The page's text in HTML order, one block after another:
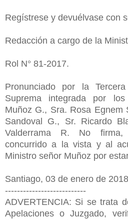
Regístrese y devuélvase con
Redacción a cargo de la
Rol N° 81-2017.
Pronunciado por la
Suprema integrada por
Muñoz G., Sra. Rosa Egnem
Sandoval G., Sr. Ricardo
Valderrama R. No
concurrido a la vista y al
Ministro señor Muñoz por
Santiago, 03 de enero de
---------------------------
ADVERTENCIA: Si se trata
Apelaciones o Juzgado,